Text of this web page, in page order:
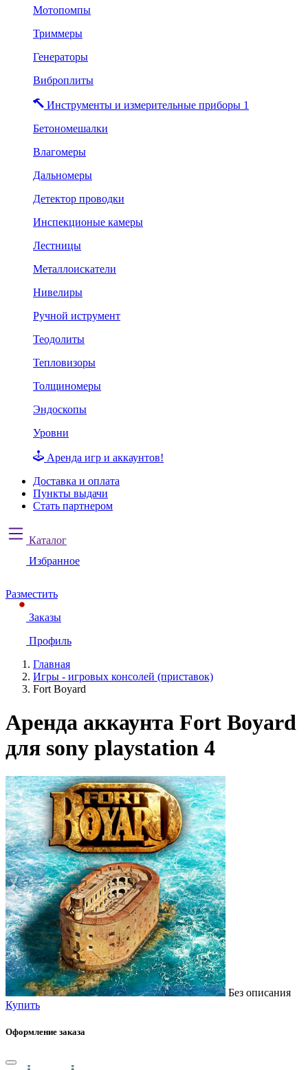
Мотопомпы
Триммеры
Генераторы
Виброплиты
Инструменты и измерительные приборы 1
Бетономешалки
Влагомеры
Дальномеры
Детектор проводки
Инспекционые камеры
Лестницы
Металлоискатели
Нивелиры
Ручной иструмент
Теодолиты
Тепловизоры
Толщиномеры
Эндоскопы
Уровни
Аренда игр и аккаунтов!
Доставка и оплата
Пункты выдачи
Стать партнером
Каталог
Избранное
Разместить
Заказы
Профиль
Главная
Игры - игровых консолей (приставок)
Fort Boyard
Аренда аккаунта Fort Boyard
для sony playstation 4
Без описания
Купить
Оформление заказа